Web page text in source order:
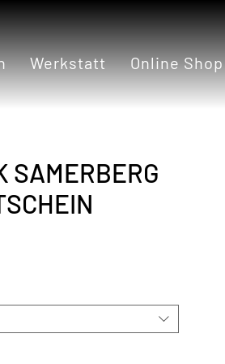
Werkstatt Online Shop
SAMERBERG